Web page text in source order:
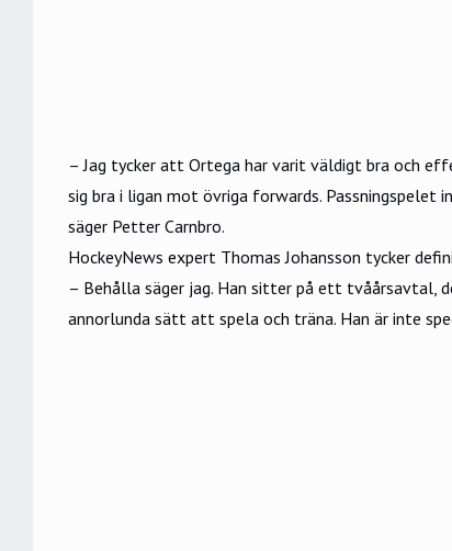
– Jag tycker att Ortega har varit väldigt bra och
sig bra i ligan mot övriga forwards. Passningspelet
säger Petter Carnbro.
HockeyNews expert Thomas Johansson tycker
– Behålla säger jag. Han sitter på ett tvåårsavtal,
annorlunda sätt att spela och träna. Han är inte